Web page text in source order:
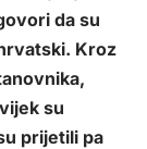
da su
Kroz
su
prijetili pa